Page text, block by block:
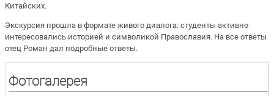
Китайских.
Экскурсия прошла в формате живого диалога: студенты активно
интересовались историей и символикой Православия. На все ответы
отец Роман дал подробные ответы.
Фотогалерея